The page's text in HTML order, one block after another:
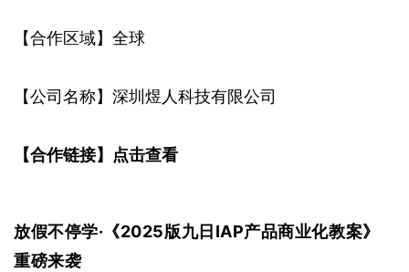
【合作区域】全球
【公司名称】深圳煜人科技有限公司
【合作链接】 点击查看
放假不停学·《2025版九日IAP产品商业化教案》
重磅来袭